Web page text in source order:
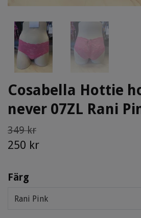
Cosabella Hottie
never 07ZL Rani
349 kr
250 kr
Färg
Rani Pink